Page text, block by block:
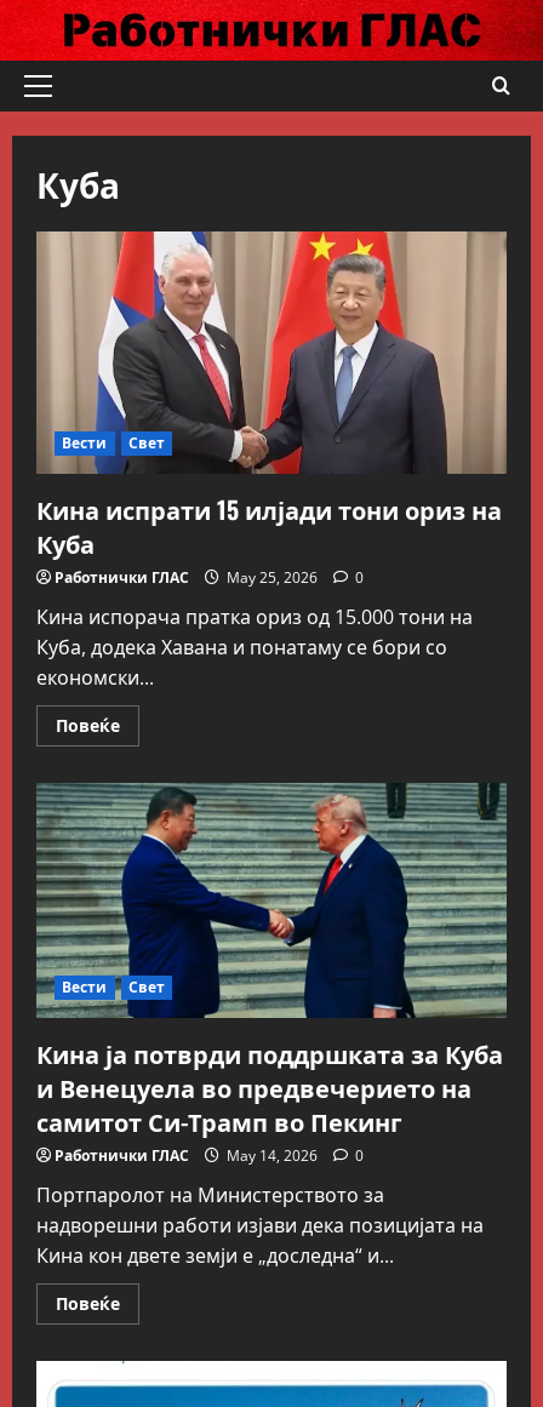
Skip
content
Primary
Куба
Вести Свет
Кина испрати 15 илјади тони ориз на
Куба
Работнички ГЛАС May 25, 2026 0
Кина испорача пратка ориз од 15.000 тони на
Куба, додека Хавана и понатаму се бори со
економски...
ПовеќеRead
more
испрати
15
илјади
тони
ориз
на
Куба
Вести Свет
Кина ја потврди поддршката за Куба
и Венецуела во предвечерието на
самитот Си-Трамп во Пекинг
Работнички ГЛАС May 14, 2026 0
Портпаролот на Министерството за
надворешни работи изјави дека позицијата на
Кина кон двете земји е „доследна“ и...
ПовеќеRead
more
ја
потврди